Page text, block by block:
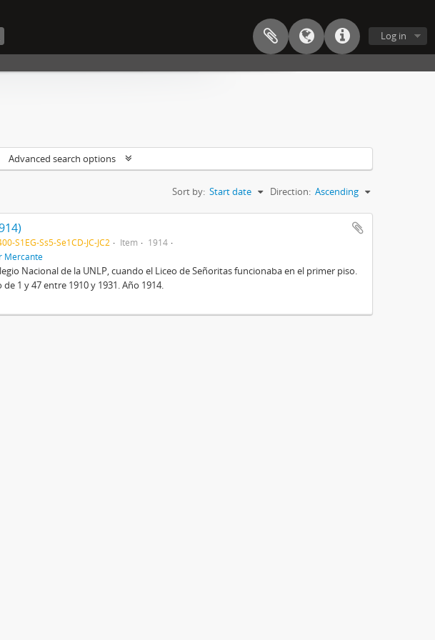
Log in
Advanced search options
Sort by: Start date Direction: Ascending
S1EG-Ss5-Se1CD-JC-JC2 Item
1914
Mercante
Nacional de la UNLP, cuando el Liceo de Señoritas funcionaba en el primer piso.
1 y 47 entre 1910 y 1931. Año 1914.